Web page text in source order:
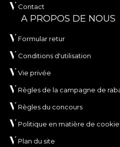
Contact
A PROPOS DE NOUS
Formular retur
Conditions d'utilisation
Vie privée
Règles de la campagne de
Règles du concours
Politique en matière de
Plan du site